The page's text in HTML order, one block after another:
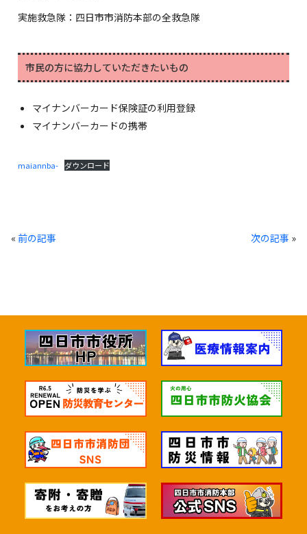
実施救急隊：四日市市消防本部の全救急隊
市民の方に協力していただきたいもの
マイナンバーカード保険証の利用登録
マイナンバーカードの携帯
maiannba- ダウンロード
« 前の記事 次の記事 »
四日市市消防本部
あなたが聞きたいことを選んで